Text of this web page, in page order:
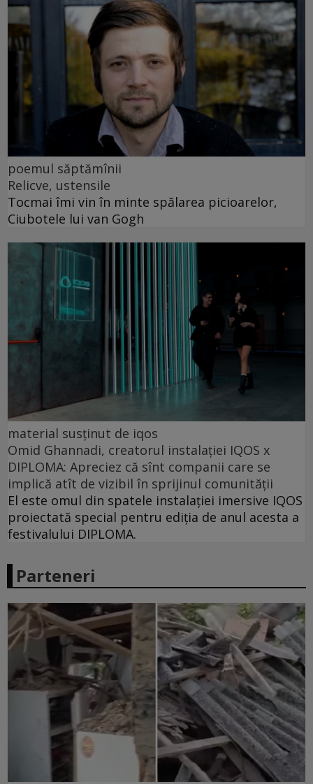
poemul săptămînii
Relicve, ustensile
Tocmai îmi vin în minte spălarea picioarelor,
Ciubotele lui van Gogh
material susținut de iqos
Omid Ghannadi, creatorul instalației IQOS x
DIPLOMA: Apreciez că sînt companii care se
implică atît de vizibil în sprijinul comunității
El este omul din spatele instalației imersive IQOS
proiectată special pentru ediția de anul acesta a
festivalului DIPLOMA.
Parteneri